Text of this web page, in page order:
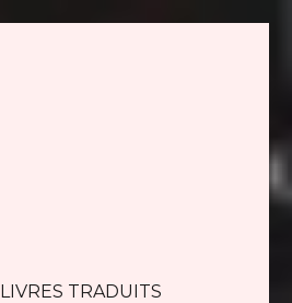
LIVRES TRADUITS